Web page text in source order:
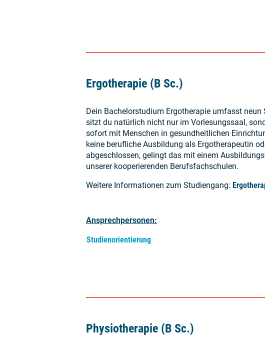
Ergotherapie (B Sc.)
Dein Bachelorstudium Ergotherapie umfasst neun
sitzt du natürlich nicht nur im Vorlesungssaal,
sofort mit Menschen in gesundheitlichen
keine berufliche Ausbildung als Ergotherapeutin
abgeschlossen, gelingt das mit einem
unserer kooperierenden Berufsfachschulen.
Weitere Informationen zum Studiengang:
Ansprechpersonen:
Studienorientierung
Physiotherapie (B Sc.)